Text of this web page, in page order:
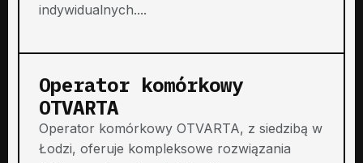
indywidualnych....
Operator komórkowy
OTVARTA
Operator komórkowy OTVARTA, z siedzibą w
Łodzi, oferuje kompleksowe rozwiązania